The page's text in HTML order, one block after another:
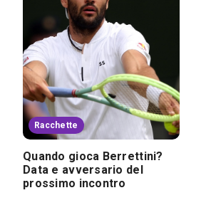
Racchette
Quando gioca Berrettini?
Data e avversario del
prossimo incontro